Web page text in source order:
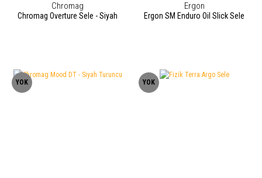
Chromag
Chromag Overture Sele - Siyah
Ergon
Ergon SM Enduro Oil Slick Sele
YOK YOK